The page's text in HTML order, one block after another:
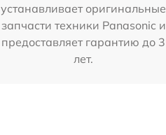
устанавливает оригинальные
запчасти техники Panasonic и
предоставляет гарантию до 3
лет.